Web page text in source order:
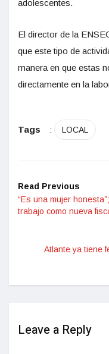
adolescentes.
El director de la
que este tipo de
manera en que estas
directamente en la
Tags : LOCAL
Read Previous
“Es una mujer
trabajo como nueva
Atlante ya tiene
Leave a Reply